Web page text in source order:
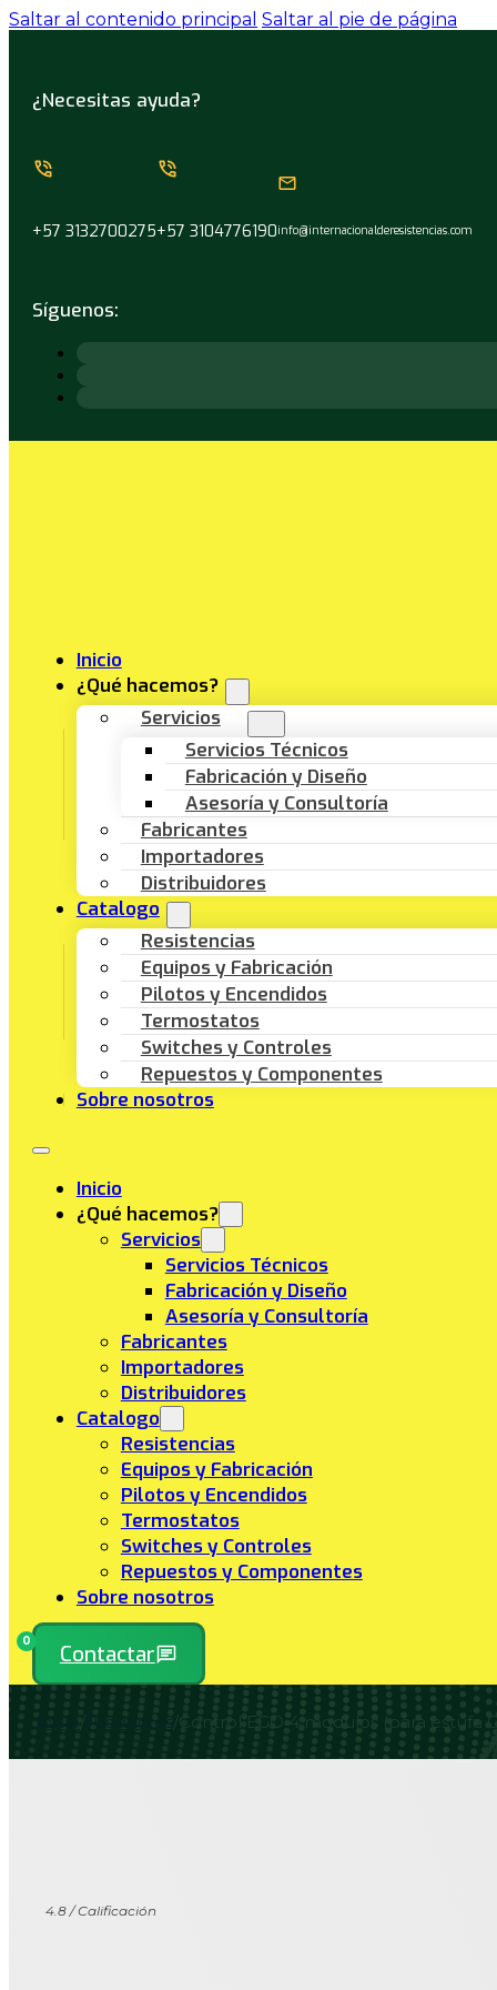
Saltar al contenido principal Saltar al pie de página
¿Necesitas ayuda?
+57 3132700275+57 3104776190info@internacionalderesistencias.com
Síguenos:
Inicio
¿Qué hacemos?
Servicios
Servicios Técnicos
Fabricación y Diseño
Asesoría y Consultoría
Fabricantes
Importadores
Distribuidores
Catalogo
Resistencias
Equipos y Fabricación
Pilotos y Encendidos
Termostatos
Switches y Controles
Repuestos y Componentes
Sobre nosotros
Inicio
¿Qué hacemos?
Servicios
Servicios Técnicos
Fabricación y Diseño
Asesoría y Consultoría
Fabricantes
Importadores
Distribuidores
Catalogo
Resistencias
Equipos y Fabricación
Pilotos y Encendidos
Termostatos
Switches y Controles
Repuestos y Componentes
Sobre nosotros
0 Contactar
4.8 / Calificación